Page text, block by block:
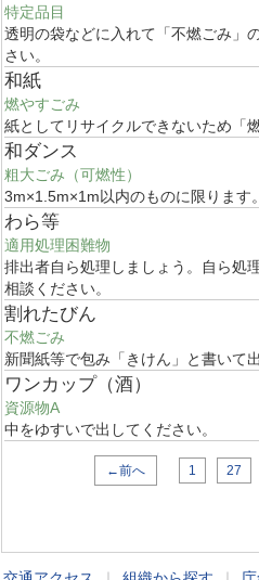
特定品目
透明の袋などに入れて「不燃ごみ」
さい。
和紙
燃やすごみ
紙としてリサイクルできないため「
和ダンス
粗大ごみ（可燃性）
3m×1.5m×1m以内のものに限ります。
わら等
適用処理困難物
排出者自ら処理しましょう。自ら処
相談ください。
割れたびん
不燃ごみ
新聞紙等で包み「きけん」と書いて
ワンカップ（酒）
資源物A
中をゆすいで出してください。
←前へ 1 27